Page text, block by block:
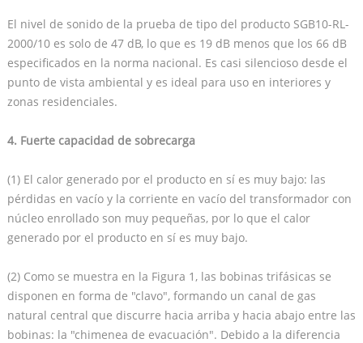
El nivel de sonido de la prueba de tipo del producto SGB10-RL-
2000/10 es solo de 47 dB, lo que es 19 dB menos que los 66 dB
especificados en la norma nacional. Es casi silencioso desde el
punto de vista ambiental y es ideal para uso en interiores y
zonas residenciales.
4. Fuerte capacidad de sobrecarga
(1) El calor generado por el producto en sí es muy bajo: las
pérdidas en vacío y la corriente en vacío del transformador con
núcleo enrollado son muy pequeñas, por lo que el calor
generado por el producto en sí es muy bajo.
(2) Como se muestra en la Figura 1, las bobinas trifásicas se
disponen en forma de "clavo", formando un canal de gas
natural central que discurre hacia arriba y hacia abajo entre las
bobinas: la "chimenea de evacuación". Debido a la diferencia